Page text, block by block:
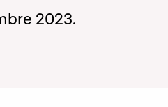
2023.